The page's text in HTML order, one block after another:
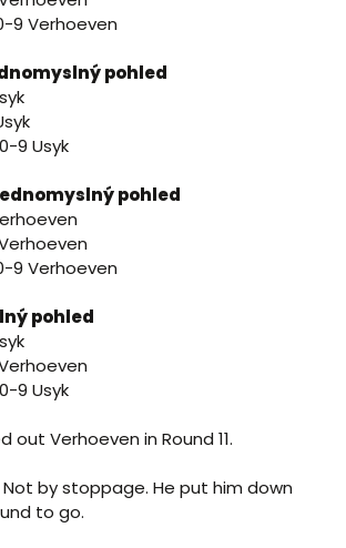
9 Verhoeven
pohled
9 Usyk
pohled
9 Verhoeven
pohled
9 Usyk
out Verhoeven in Round 11.
by stoppage. He put him down
to go.